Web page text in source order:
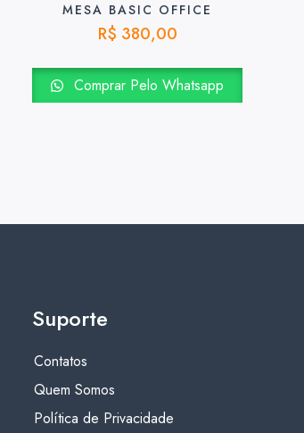
MESA BASIC OFFICE
R$ 380,00
Comprar Pelo Whatsapp
Suporte
Contatos
Quem Somos
Política de Privacidade